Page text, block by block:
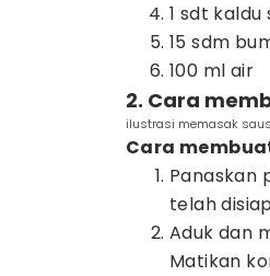
1 sdt kaldu
15 sdm
100 ml air
2. Cara
ilustrasi memasak
Cara
Panaskan
telah
Aduk dan
Matikan